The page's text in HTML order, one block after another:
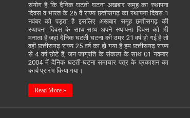
संयोग है कि दैनिक घटती घटना अखबार समूह का स्थापना
दिवस व भारत के 26 वें राज्य छत्तीसगढ़ का स्थापना दिवस 1
नवंबर को पड़ता है इसलिए अखबार समूह छत्तीसगढ़ की
स्थापना दिवस के साथ-साथ अपने स्थापना दिवस को भी
मनाता है जहां दैनिक घटती घटना की उम्र 21 वर्ष हो गई है तो
वही छत्तीसगढ़ राज्य 25 वर्ष का हो गया है हम छत्तीसगढ़ राज्य
से 4 वर्ष छोटे हैं, जन जाग्रति के संकल्प के साथ 01 नवम्बर
2004 में दैनिक घटती-घटना समाचार पत्र के प्रकाशन का
कार्य प्रारंभ किया गया।
Read More »